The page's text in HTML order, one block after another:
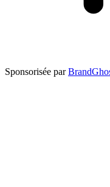
Sponsorisée par